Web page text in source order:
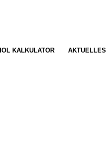
IOL KALKULATOR AKTUELLES